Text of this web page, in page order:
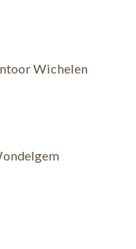
Wichelen